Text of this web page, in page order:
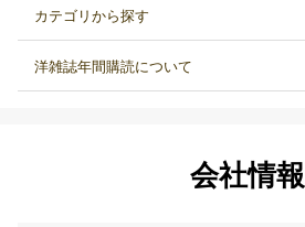
カテゴリから探す
洋雑誌年間購読について
会社情報